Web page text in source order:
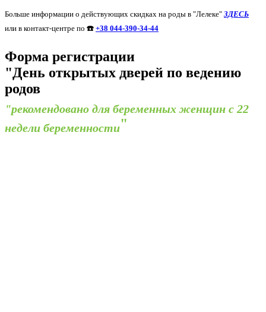
Больше информации о действующих скидках на роды в "Лелеке" ЗДЕСЬ
или в контакт-центре по ☎️ +38 044-390-34-44
Форма регистрации
"День открытых дверей по ведению
родов
"рекомендовано для беременных женщин с 22
недели беременности"